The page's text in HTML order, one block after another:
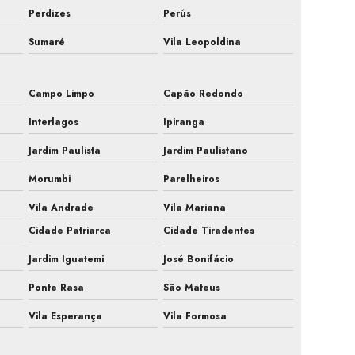
Fiscalização de ar condicionado em obra
Fiscalização de instalação hvac
Fiscalização de obra ar condicionado
Fiscalização obra de climatização
Fiscalização de obra hvac
Fiscalização de obras de sistemas de ar
Fiscalização sistemas hvac
Gestão de obra hvac
Hvac para farmacêutica
Perdizes
Perús
Sumaré
Vila Leopoldina
Campo Limpo
Capão Redondo
Interlagos
Ipiranga
Jardim Paulista
Jardim Paulistano
Morumbi
Parelheiros
Vila Andrade
Vila Mariana
Cidade Patriarca
Cidade Tiradentes
Jardim Iguatemi
José Bonifácio
Ponte Rasa
São Mateus
Vila Esperança
Vila Formosa